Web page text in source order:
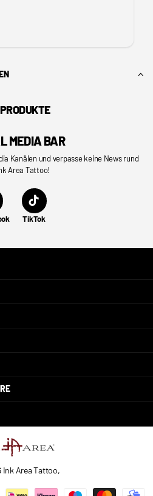
MEDIA BAR
Kanälen und verpasse keine News rund
Area Tattoo!
TikTok
Ink Area Tattoo,